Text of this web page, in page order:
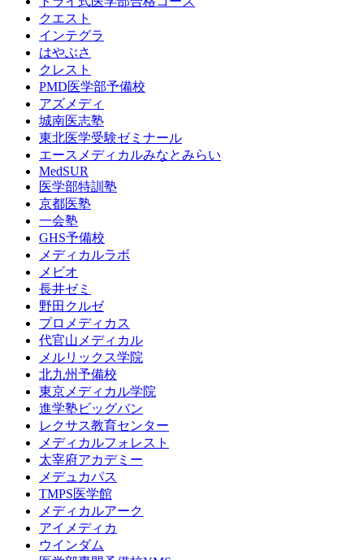
クエスト
インテグラ
はやぶさ
クレスト
PMD医学部予備校
アズメディ
城南医志塾
東北医学受験ゼミナール
エースメディカルみなとみらい
MedSUR
医学部特訓塾
京都医塾
一会塾
GHS予備校
メディカルラボ
メビオ
長井ゼミ
野田クルゼ
プロメディカス
代官山メディカル
メルリックス学院
北九州予備校
東京メディカル学院
進学塾ビッグバン
レクサス教育センター
メディカルフォレスト
太宰府アカデミー
メデュカパス
TMPS医学館
メディカルアーク
アイメディカ
ウインダム